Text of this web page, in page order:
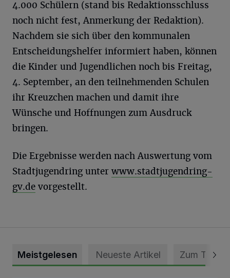
4.000 Schülern (stand bis Redaktionsschluss
noch nicht fest, Anmerkung der Redaktion).
Nachdem sie sich über den kommunalen
Entscheidungshelfer informiert haben, können
die Kinder und Jugendlichen noch bis Freitag,
4. September, an den teilnehmenden Schulen
ihr Kreuzchen machen und damit ihre
Wünsche und Hoffnungen zum Ausdruck
bringen.
Die Ergebnisse werden nach Auswertung vom
Stadtjugendring unter www.stadtjugendring-
gv.de vorgestellt.
Meistgelesen Neueste Artikel Zum Thema